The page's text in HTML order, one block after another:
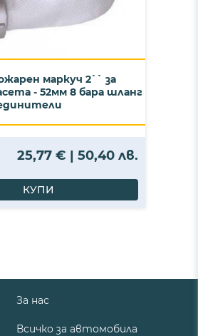
маркуч 2`` за
- 52мм 8 бара шланг
25,77 € | 50,40 лв.
КУПИ
За нас
Всичко за автомобила